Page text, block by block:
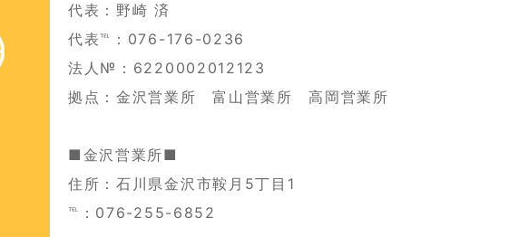
代表：野崎 済
代表℡：076-176-0236
法人№：6220002012123
拠点：金沢営業所 富山営業所 高岡営業所
■金沢営業所■
住所：石川県金沢市鞍月5丁目1
℡：076-255-6852